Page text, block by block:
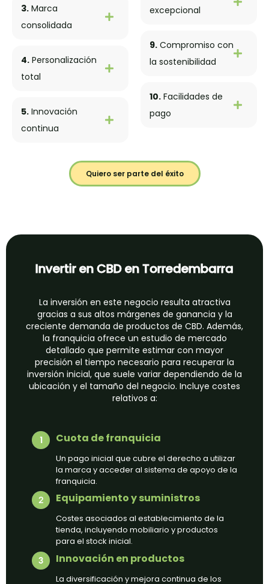
3. Marca
consolidada
4. Personalización
total
5. Innovación
continua
excepcional
9. Compromiso con
la sostenibilidad
10. Facilidades de
pago
Quiero ser parte del éxito
Invertir en CBD en Torredembarra
La inversión en este negocio resulta atractiva
gracias a sus altos márgenes de ganancia y la
creciente demanda de productos de CBD. Además,
la franquicia ofrece un estudio de mercado
detallado que permite estimar con mayor
precisión el tiempo necesario para recuperar la
inversión inicial, que suele variar dependiendo de la
ubicación y el tamaño del negocio. Incluye costes
relativos a:
Cuota de franquicia
Un pago inicial que cubre el derecho a utilizar
la marca y acceder al sistema de apoyo de la
franquicia.
Equipamiento y suministros
Costes asociados al establecimiento de la
tienda, incluyendo mobiliario y productos
para el stock inicial.
Innovación en productos
La diversificación y mejora continua de los